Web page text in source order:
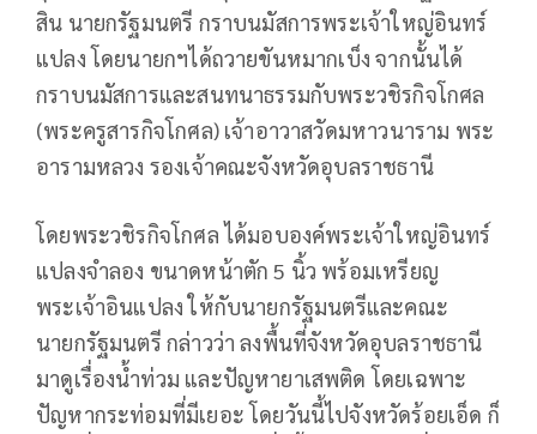
สิน นายกรัฐมนตรี กราบนมัสการพระเจ้าใหญ่อินทร์
แปลง โดยนายกฯได้ถวายขันหมากเบ็ง จากนั้นได้
กราบนมัสการและสนทนาธรรมกับพระวชิรกิจโกศล
(พระครูสารกิจโกศล) เจ้าอาวาสวัดมหาวนาราม พระ
อารามหลวง รองเจ้าคณะจังหวัดอุบลราชธานี
โดยพระวชิรกิจโกศล ได้มอบองค์พระเจ้าใหญ่อินทร์
แปลงจำลอง ขนาดหน้าตัก 5 นิ้ว พร้อมเหรียญ
พระเจ้าอินแปลง ให้กับนายกรัฐมนตรีและคณะ
นายกรัฐมนตรี กล่าวว่า ลงพื้นที่จังหวัดอุบลราชธานี
มาดูเรื่องน้ำท่วม และปัญหายาเสพติด โดยเฉพาะ
ปัญหากระท่อมที่มีเยอะ โดยวันนี้ไปจังหวัดร้อยเอ็ด ก็